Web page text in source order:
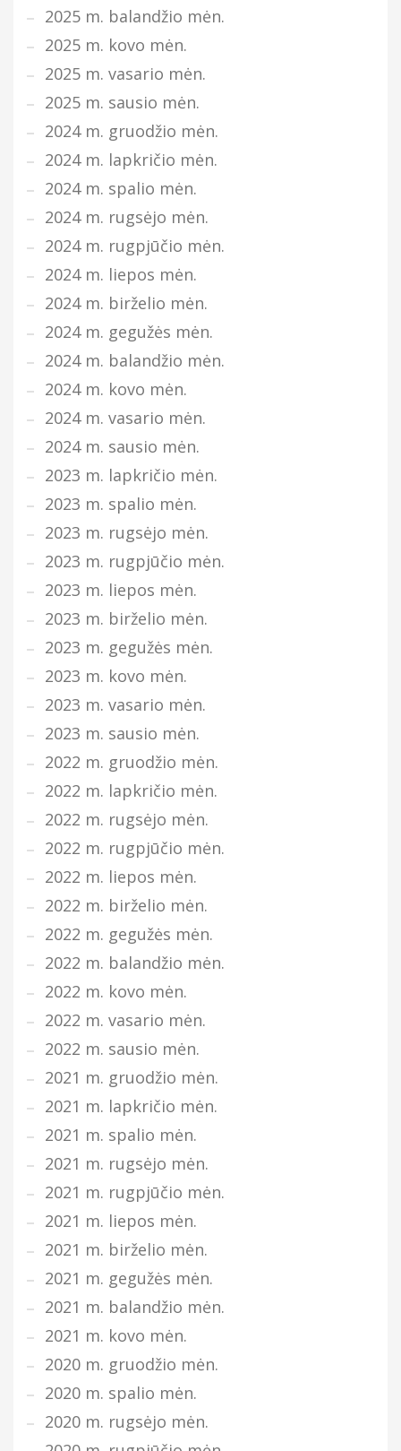
2025 m. balandžio mėn.
2025 m. kovo mėn.
2025 m. vasario mėn.
2025 m. sausio mėn.
2024 m. gruodžio mėn.
2024 m. lapkričio mėn.
2024 m. spalio mėn.
2024 m. rugsėjo mėn.
2024 m. rugpjūčio mėn.
2024 m. liepos mėn.
2024 m. birželio mėn.
2024 m. gegužės mėn.
2024 m. balandžio mėn.
2024 m. kovo mėn.
2024 m. vasario mėn.
2024 m. sausio mėn.
2023 m. lapkričio mėn.
2023 m. spalio mėn.
2023 m. rugsėjo mėn.
2023 m. rugpjūčio mėn.
2023 m. liepos mėn.
2023 m. birželio mėn.
2023 m. gegužės mėn.
2023 m. kovo mėn.
2023 m. vasario mėn.
2023 m. sausio mėn.
2022 m. gruodžio mėn.
2022 m. lapkričio mėn.
2022 m. rugsėjo mėn.
2022 m. rugpjūčio mėn.
2022 m. liepos mėn.
2022 m. birželio mėn.
2022 m. gegužės mėn.
2022 m. balandžio mėn.
2022 m. kovo mėn.
2022 m. vasario mėn.
2022 m. sausio mėn.
2021 m. gruodžio mėn.
2021 m. lapkričio mėn.
2021 m. spalio mėn.
2021 m. rugsėjo mėn.
2021 m. rugpjūčio mėn.
2021 m. liepos mėn.
2021 m. birželio mėn.
2021 m. gegužės mėn.
2021 m. balandžio mėn.
2021 m. kovo mėn.
2020 m. gruodžio mėn.
2020 m. spalio mėn.
2020 m. rugsėjo mėn.